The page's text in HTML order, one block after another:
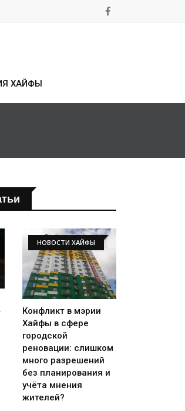
ХАЙФЫ
НОВОСТИ ХАЙФЫ
Конфликт в мэрии
Хайфы в сфере
городской
реновации: слишком
много разрешений
без планирования и
учёта мнения
жителей?